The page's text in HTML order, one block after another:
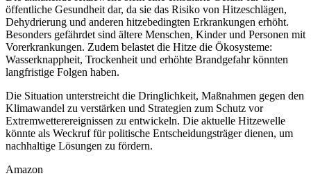
öffentliche Gesundheit dar, da sie das Risiko von Hitzeschlägen,
Dehydrierung und anderen hitzebedingten Erkrankungen erhöht.
Besonders gefährdet sind ältere Menschen, Kinder und Personen mit
Vorerkrankungen. Zudem belastet die Hitze die Ökosysteme:
Wasserknappheit, Trockenheit und erhöhte Brandgefahr könnten
langfristige Folgen haben.
Die Situation unterstreicht die Dringlichkeit, Maßnahmen gegen den
Klimawandel zu verstärken und Strategien zum Schutz vor
Extremwetterereignissen zu entwickeln. Die aktuelle Hitzewelle
könnte als Weckruf für politische Entscheidungsträger dienen, um
nachhaltige Lösungen zu fördern.
Amazon